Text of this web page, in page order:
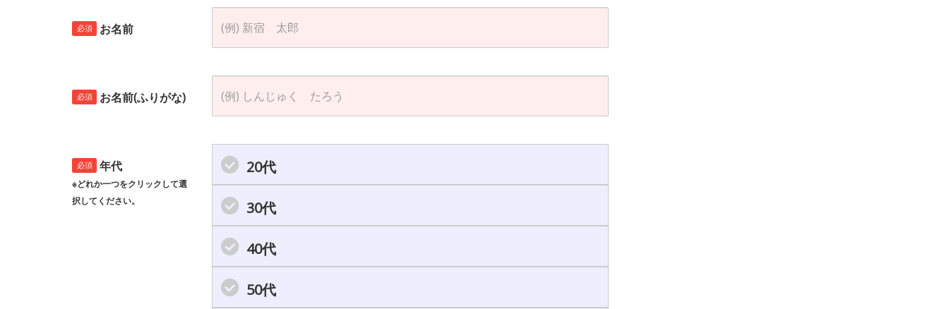
必須 お名前
必須 お名前(ふりがな)
必須 年代
※どれか一つをクリックして選
択してください。
20代
30代
40代
50代